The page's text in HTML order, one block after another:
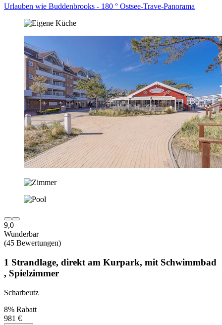
Urlauben wie Buddenbrooks - 180 ° Ostsee-Trave-Panorama
9,0
Wunderbar
(45 Bewertungen)
1 Strandlage, direkt am Kurpark, mit Schwimmbad
, Spielzimmer
Scharbeutz
8% Rabatt
981 €